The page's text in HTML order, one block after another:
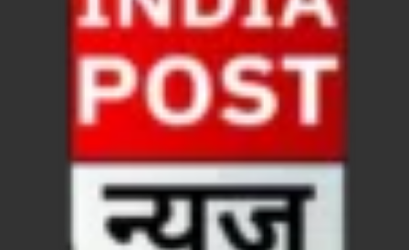
Haridwar Kumbh: हरिद्वार में होने वाले कुंभ को लेकर बोले
Air Fare Issue: इंडिगो संकट के बीच बढ़े हुए हवाई किराए
UP Detention Centre: यूपी में घुसपैठ हूं पर बड़ी कार्रवाई
MP CP Joshi Meeting With Mandaviya: सांसद
UP BJP State President: उत्तरप्रदेश को जल्द मिलेगा
Navneet Sehgal Resignation: प्रसार भारती के
Lok Sabha 5G Service: चित्तौडगढ़ सांसद सीपी जोशी ने